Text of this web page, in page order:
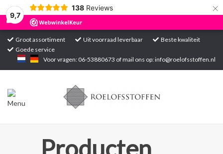
9,7
138 Reviews ×
Groot assortiment Uit voorraad leverbaar
Beste kwaliteit
Goede service
Voor vragen: 06-53880673 of mail ons op:info@roelofsstoffen.nl
Home